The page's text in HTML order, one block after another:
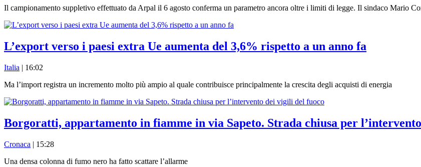
Il campionamento suppletivo effettuato da Arpal il 6 agosto conferma un parametro ancora oltre i limiti di legge. Il sindaco Mario
L’export verso i paesi extra Ue aumenta del 3,6% rispetto a un anno fa
Italia | 16:02
Ma l’import registra un incremento molto più ampio al quale contribuisce principalmente la crescita degli acquisti di energia
Borgoratti, appartamento in fiamme in via Sapeto. Strada chiusa per
Cronaca | 15:28
Una densa colonna di fumo nero ha fatto scattare l’allarme